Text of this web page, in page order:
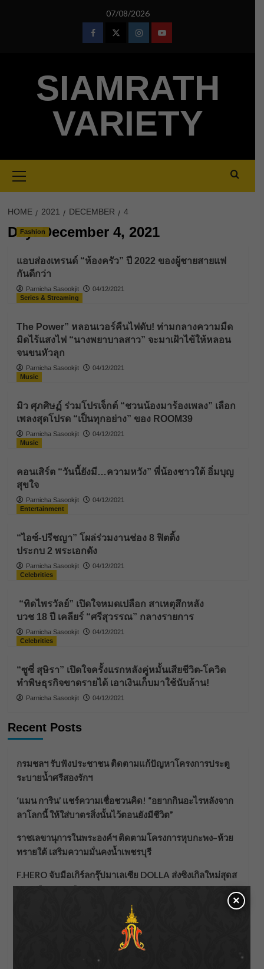
07/08/2026
FacebookTwitterInstagramYoutube
SIAMRATH
VARIETY
Menu
HOME 2021 DECEMBER 4
Day:December 4, 2021
Fashion
แอบส่องเทรนด์ “ห้องครัว” ปี 2022 ของผู้ชายสายแฟ
กันดีกว่า
Parnicha Sasookjit
04/12/2021
Series & Streaming
The Power” หลอนเวอร์คืนไฟดับ! ท่ามกลางความมืด
มิดไร้แสงไฟ “นางพยาบาลสาว” จะมาเฝ้าไข้ให้หลอน
จนขนหัวลุก
Parnicha Sasookjit
04/12/2021
Music
มิว ศุภศิษฏ์ ร่วมโปรเจ็กต์ “ชวนน้องมาร้องเพลง” เลือก
เพลงสุดโปรด “เป็นทุกอย่าง” ของ ROOM39
Parnicha Sasookjit
04/12/2021
Music
คอนเสิร์ต “วันนี้ยังมี…ความหวัง” พี่น้องชาวใต้ อิ่มบุญ
สุขใจ
Parnicha Sasookjit
04/12/2021
Entertainment
“ไอซ์-ปรีชญา” โผล่ร่วมงานช่อง 8 ฟิตติ้ง
ประกบ 2 พระเอกดัง
Parnicha Sasookjit
04/12/2021
Celebrities
“ทิดไพรวัลย์” เปิดใจหมดเปลือก สาเหตุสึกหลัง
บวช 18 ปี เคลียร์ “ศรีสุวรรณ” กลางรายการ
Parnicha Sasookjit
04/12/2021
Celebrities
“ซูซี่ สุษิรา” เปิดใจครั้งแรกหลังคู่หมั้นเสียชีวิต-โควิด
ทำพิษธุรกิจขาดรายได้ เอาเงินเก็บมาใช้นับล้าน!
Parnicha Sasookjit 04/12/2021
Recent Posts
กรมชลฯ รับฟังประชาชน ติดตามแก้ปัญหาโครงการประตู
ระบายน้ำศรีสองรักฯ
‘แมน การิน’ แชร์ความเชื่อชวนคิด! “อยากกินอะไรหลังจาก
ลาโลกนี้ ให้ใส่บาตรสิ่งนั้นไว้ตอนยังมีชีวิต”
ราชเลขานุการในพระองค์ฯ ติดตามโครงการหุบกะพง–ห้วย
ทรายใต้ เสริมความมั่นคงน้ำเพชรบุรี
F.HERO จับมือเกิร์ลกรุ๊ปมาเลเซีย DOLLA ส่งซิงเกิลใหม่สุดส
ตรอง “G.O.A.T”
กรมชลฯ เกาะติดฝนทั่วประเทศ เตรียมเครื่องจักรรับมือน้ำ
เดือดโค้งสุดท้าย! “ภณ ณวัสน์ – จีน่า ญีนา” ส่ง “ธาตรี” เรต
ติ้งพุ่ง พาคนดูแห่ลุ้นบทสรุป 10 สิงหาคมนี้ !
×